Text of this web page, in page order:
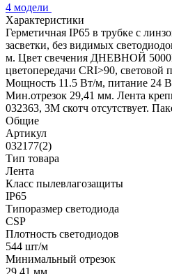
4 модели
Характеристики
Герметичная IP65 в трубке с
засветки, без видимых
м. Цвет свечения ДНЕВНОЙ
цветопередачи CRI>90, световой
Мощность 11.5 Вт/м, питание 24
Мин.отрезок 29,41 мм. Лента
032363, 3М скотч отсутствует.
Общие
Артикул
032177(2)
Тип товара
Лента
Класс пылевлагозащиты
IP65
Типоразмер светодиода
CSP
Плотность светодиодов
544 шт/м
Минимальный отрезок
29.41 мм